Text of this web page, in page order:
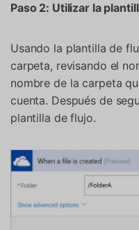
Paso 2: Utilizar la
Usando la plantilla de
carpeta, revisando el
nombre de la carpeta
cuenta. Después de
plantilla de flujo.